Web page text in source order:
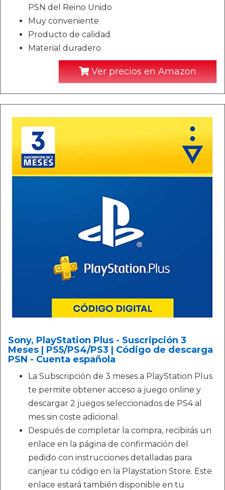
PSN del Reino Unido
Muy conveniente
Producto de calidad
Material duradero
Ver precios en Amazon
Sony, PlayStation Plus - Suscripción 3
Meses | PS5/PS4/PS3 | Código de descarga
PSN - Cuenta española
La Subscripción de 3 meses a PlayStation Plus
te permite obtener acceso a juego online y
descargar 2 juegos seleccionados de PS4 al
mes sin coste adicional.
Después de completar la compra, recibirás un
enlace en la página de confirmación del
pedido con instrucciones detalladas para
canjear tu código en la Playstation Store. Este
enlace estará también disponible en tu